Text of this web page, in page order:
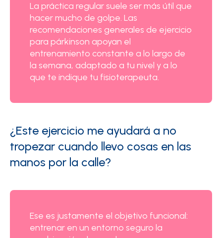
La práctica regular suele ser más útil que
hacer mucho de golpe. Las
recomendaciones generales de ejercicio
para párkinson apoyan el
entrenamiento constante a lo largo de
la semana, adaptado a tu nivel y a lo
que te indique tu fisioterapeuta.
¿Este ejercicio me ayudará a no
tropezar cuando llevo cosas en las
manos por la calle?
Ese es justamente el objetivo funcional:
entrenar en un entorno seguro la